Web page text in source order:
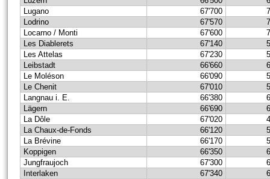
Lugano
67'700
Lodrino
67'570
Locarno / Monti
67'600
Les Diablerets
67'140
Les Attelas
67'230
Leibstadt
66'660
Le Moléson
66'090
Le Chenit
67'010
Langnau i. E.
66'380
Lägern
66'690
La Dôle
67'020
La Chaux-de-Fonds
66'120
La Brévine
66'170
Koppigen
66'350
Jungfraujoch
67'300
Interlaken
67'340